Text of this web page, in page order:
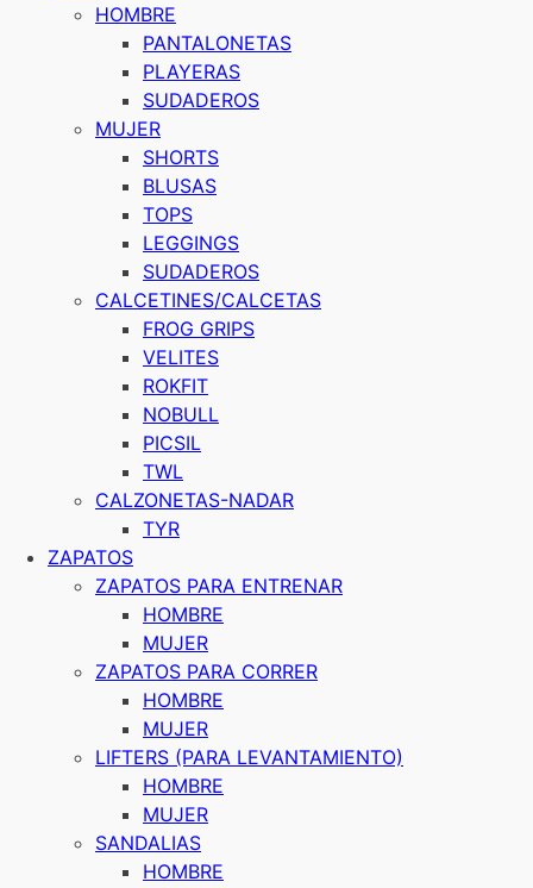
HOMBRE
PANTALONETAS
PLAYERAS
SUDADEROS
MUJER
SHORTS
BLUSAS
TOPS
LEGGINGS
SUDADEROS
CALCETINES/CALCETAS
FROG GRIPS
VELITES
ROKFIT
NOBULL
PICSIL
TWL
CALZONETAS-NADAR
TYR
ZAPATOS
ZAPATOS PARA ENTRENAR
HOMBRE
MUJER
ZAPATOS PARA CORRER
HOMBRE
MUJER
LIFTERS (PARA LEVANTAMIENTO)
HOMBRE
MUJER
SANDALIAS
HOMBRE